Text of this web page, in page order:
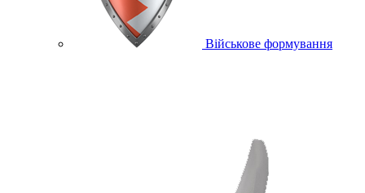
Військове формування